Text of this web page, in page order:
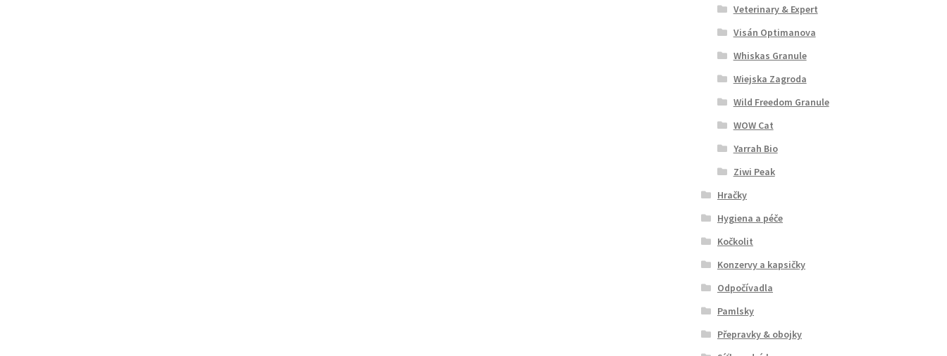
Veterinary & Expert
Visán Optimanova
Whiskas Granule
Wiejska Zagroda
Wild Freedom Granule
WOW Cat
Yarrah Bio
Ziwi Peak
Hračky
Hygiena a péče
Kočkolit
Konzervy a kapsičky
Odpočívadla
Pamlsky
Přepravky & obojky